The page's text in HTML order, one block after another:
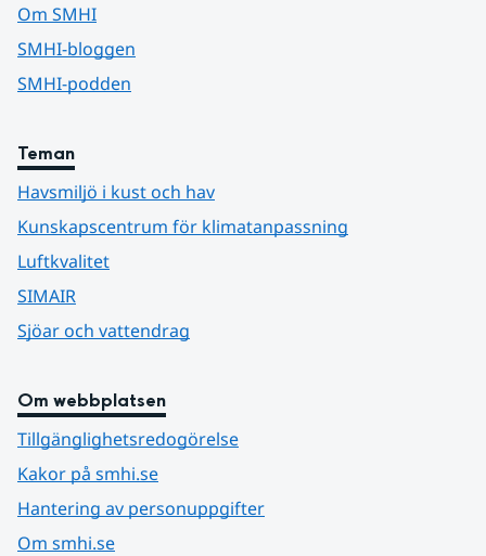
Om SMHI
SMHI-bloggen
SMHI-podden
Teman
Havsmiljö i kust och hav
Kunskapscentrum för klimatanpassning
Luftkvalitet
SIMAIR
Sjöar och vattendrag
Om webbplatsen
Tillgänglighetsredogörelse
Kakor på smhi.se
Hantering av personuppgifter
Om smhi.se